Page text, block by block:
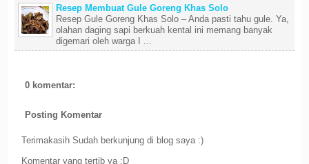
Resep Membuat Gule Goreng Khas Solo
Resep Gule Goreng Khas Solo – Anda pasti tahu gule. Ya,
olahan daging sapi berkuah kental ini memang banyak
digemari oleh warga I ...
0 komentar:
Posting Komentar
Terimakasih Sudah berkunjung di blog saya :)
Komentar yang tertib ya :D